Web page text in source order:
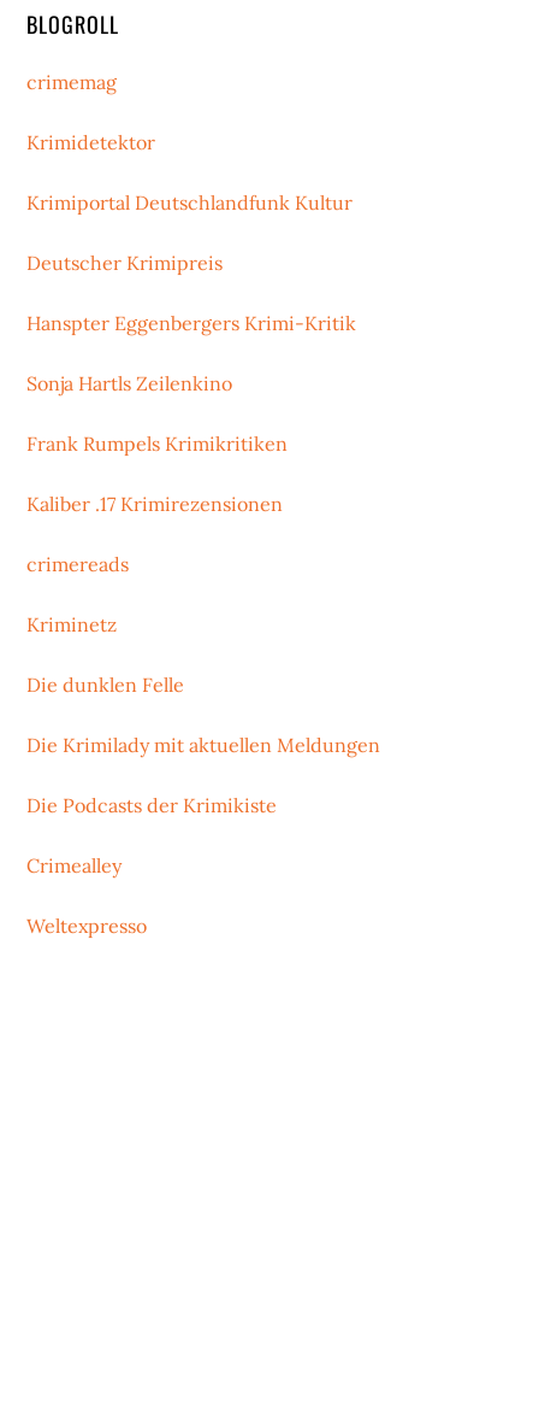
BLOGROLL
crimemag
Krimidetektor
Krimiportal Deutschlandfunk Kultur
Deutscher Krimipreis
Hanspter Eggenbergers Krimi-Kritik
Sonja Hartls Zeilenkino
Frank Rumpels Krimikritiken
Kaliber .17 Krimirezensionen
crimereads
Kriminetz
Die dunklen Felle
Die Krimilady mit aktuellen Meldungen
Die Podcasts der Krimikiste
Crimealley
Weltexpresso